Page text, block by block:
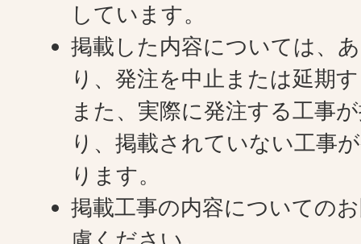
しています。
掲載した内容については、
り、発注を中止または延期
また、実際に発注する工事
り、掲載されていない工事
ります。
掲載工事の内容についての